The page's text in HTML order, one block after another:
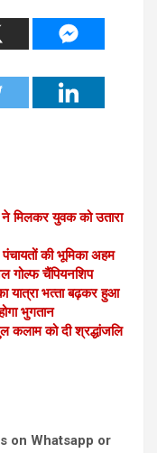
ने मिलकर युवक को उतारा
की भूमिका अहम
गोल्फ चैंपियनशिप
यात्रा भत्‍ता बढ़कर हुआ
भुगतान
कलाम को दी श्रद्धांजलि
on Whatsapp or